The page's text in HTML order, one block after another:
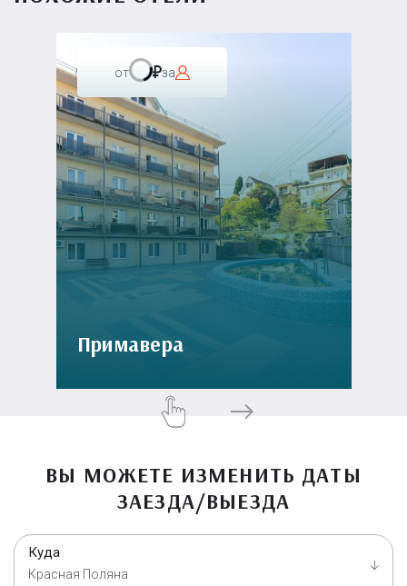
от за
Примавера
ВЫ МОЖЕТЕ ИЗМЕНИТЬ ДАТЫ
ЗАЕЗДА/ВЫЕЗДА
Куда
Красная Поляна